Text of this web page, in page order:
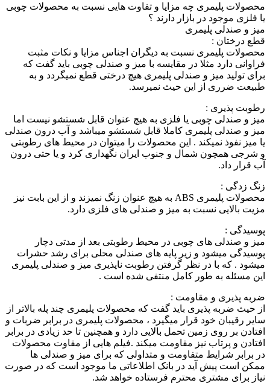
محصولات پلیمری چه مزایا و تفاوت هایی نسبت به محصولات چوبی
یا فلزی موجود در بازار دارند ؟
میز و صندلی پلیمری
قطع درختان :
محصولات پلیمری نسبت به دیگران اجناس مزایا و نکات مثبت
فراوانی دارد مثلا در مقایسه با میز و صندلی چوبی باید گفت که
برای تولید میز و صندلی پلیمری هیچ درختی قطع نمیگردد و به
طبیعت ضرری از این حیث نمیرسد.
رطوبت پذیری :
میز و صندلی چوبی یا فلزی به هیچ عنوان قابل شستشو نیست اما
میز و صندلی پلیمری کاملا قابل شستشو میباشد و آب درون صندلی
یا میز نفوذ نمیکند . این محصولات را میتوان در محیط های رطوبتی
و شرجی همچون شمال و جنوب ایران نگهداری کرد و یا حتی درون
آب قرار داد.
زنگ زدگی :
محصولات پلیمری ABS به هیچ عنوان زنگ نمیزند و از این بابت نیز
مزیت بالایی نسبت به میز و صندلی های فلزی دارد.
پوسیدگی :
میز و صندلی های چوبی در محیط رطوبتی بعد از مدتی دچار
پوسیدگی میشود و زیر پایه های صندلی محلی برای رشد حشرات
میشود . که با در نظر گرفتن رطوبت ناپذیری میز و صندلی پلیمری
این مسئله به طور کامل منتفی شده است .
ضربه پذیری و مقاومت :
از حیث ضربه پذیری باید گفت که محصولات پلیمری چند پله بالاتر از
سایر رقیبان خود قرار میگیرد ، محصولات پلیمری در برابر ضربات و
افتادن بر روی زمین تحمل بالایی دارد و همچنین تا حد زیادی در برابر
افتادن و پرتاب نیز مقاومت میکند .فیلم هایی از مقاوت محصولات
در برابر شرایط متفاومت و متداولی که برای میز و صندلی ها
ممکن است پیش آید در بانک اطلاعاتی ما موجود است که در صورت
نیاز برای مشتری محترم فرستاده خواهد شد.